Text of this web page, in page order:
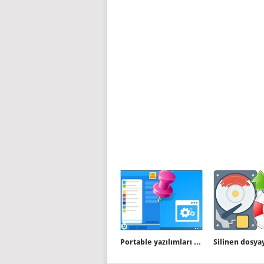
Portable yazılımları Windows 10 başlat menüsüne ekleyin